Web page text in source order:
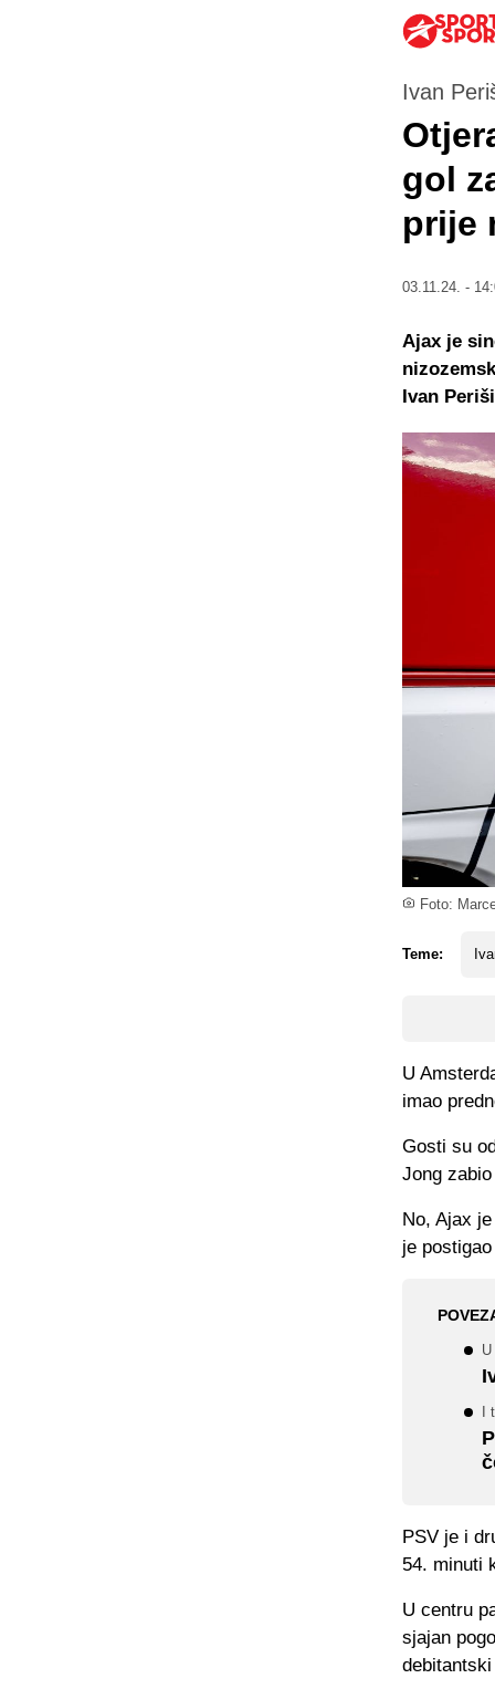
Foto:
Ivan
gol
prije
03.11.24. -
Teme:
Ajax je
Ivan
U
imao
Gosti su
Jong
No, Ajax
je
I
PSV je i
54. minuti
U centru
sjajan